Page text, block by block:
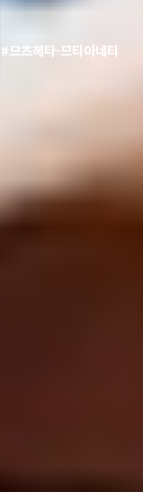
#므츠헤타-므티아네티